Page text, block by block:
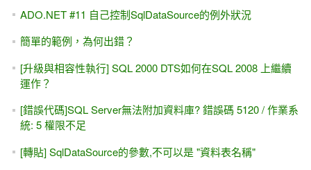
ADO.NET #11 自己控制SqlDataSource的例外狀況
簡單的範例，為何出錯？
[升級與相容性執行] SQL 2000 DTS如何在SQL 2008 上繼續
運作？
[錯誤代碼]SQL Server無法附加資料庫? 錯誤碼 5120 / 作業系
統: 5 權限不足
[轉貼] SqlDataSource的參數,不可以是 "資料表名稱"